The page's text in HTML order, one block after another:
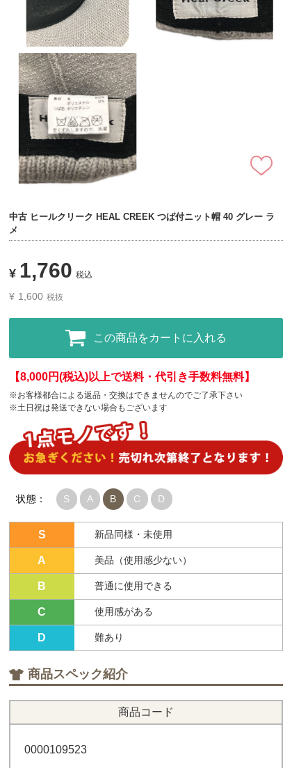
中古 ヒールクリーク HEAL CREEK つば付ニット帽 40 グレー ラ
メ
¥ 1,760 税込
¥ 1,600 税抜
この商品をカートに入れる
【8,000円(税込)以上で送料・代引き手数料無料】
※お客様都合による返品・交換はできませんのでご了承下さい
※土日祝は発送できない場合もございます
状態： S A B C D
S 新品同様・未使用
A 美品（使用感少ない）
B 普通に使用できる
C 使用感がある
D 難あり
商品スペック紹介
商品コード
0000109523